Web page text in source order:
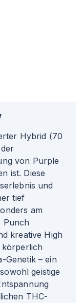
Hybrid (70
von Purple
ist. Diese
und
tief
am
Punch
kreative High
körperlich
Genetik – ein
geistige
THC-